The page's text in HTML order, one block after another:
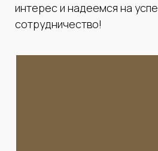
интерес и надеемся на
сотрудничество!